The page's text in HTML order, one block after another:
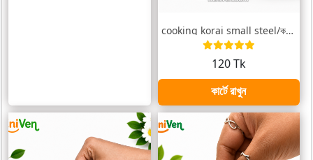
cooking korai small steel/কড়াই ছোট
120 Tk
কার্টে রাখুন